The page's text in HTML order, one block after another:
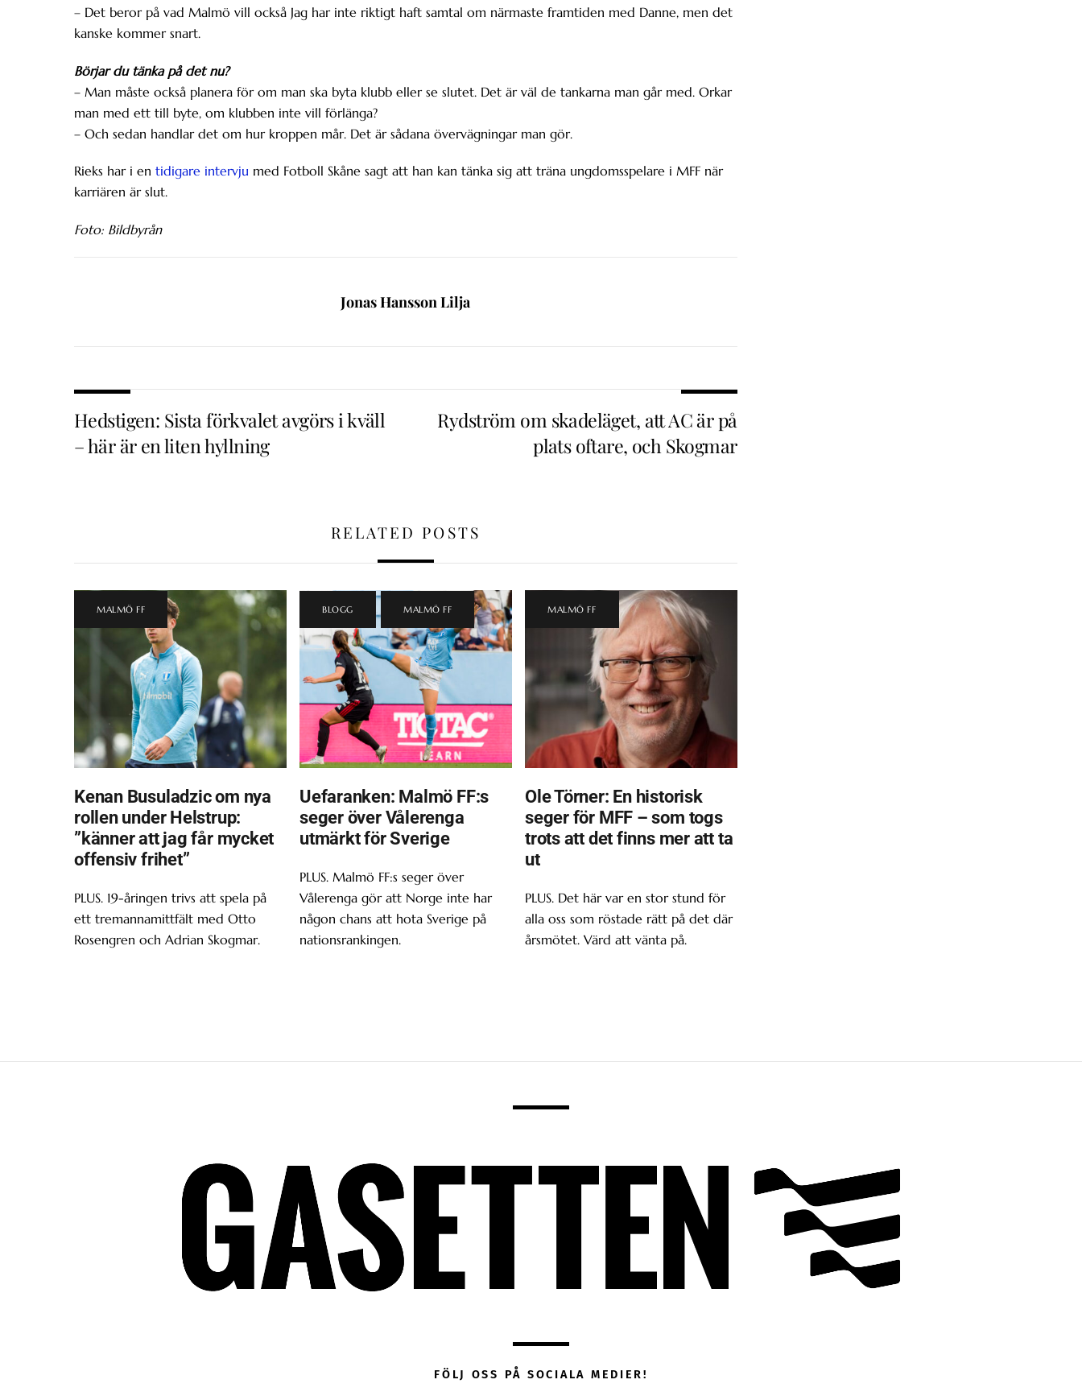
– Det beror på vad Malmö vill också Jag har inte riktigt haft samtal om närmaste framtiden med Danne, men det
kanske kommer snart.
Börjar du tänka på det nu?
– Man måste också planera för om man ska byta klubb eller se slutet. Det är väl de tankarna man går med. Orkar
man med ett till byte, om klubben inte vill förlänga?
– Och sedan handlar det om hur kroppen mår. Det är sådana övervägningar man gör.
Rieks har i en tidigare intervju med Fotboll Skåne sagt att han kan tänka sig att träna ungdomsspelare i MFF när
karriären är slut.
Foto: Bildbyrån
Jonas Hansson Lilja
Hedstigen: Sista förkvalet avgörs i kväll
– här är en liten hyllning
Rydström om skadeläget, att AC är på
plats oftare, och Skogmar
RELATED POSTS
MALMÖ FF
Kenan Busuladzic om nya
rollen under Helstrup:
”känner att jag får mycket
offensiv frihet”
PLUS. 19-åringen trivs att spela på
ett tremannamittfält med Otto
Rosengren och Adrian Skogmar.
BLOGG MALMÖ FF
Uefaranken: Malmö FF:s
seger över Vålerenga
utmärkt för Sverige
PLUS. Malmö FF:s seger över
Vålerenga gör att Norge inte har
någon chans att hota Sverige på
nationsrankingen.
MALMÖ FF
Ole Törner: En historisk
seger för MFF – som togs
trots att det finns mer att ta
ut
PLUS. Det här var en stor stund för
alla oss som röstade rätt på det där
årsmötet. Värd att vänta på.
FÖLJ OSS PÅ SOCIALA MEDIER!